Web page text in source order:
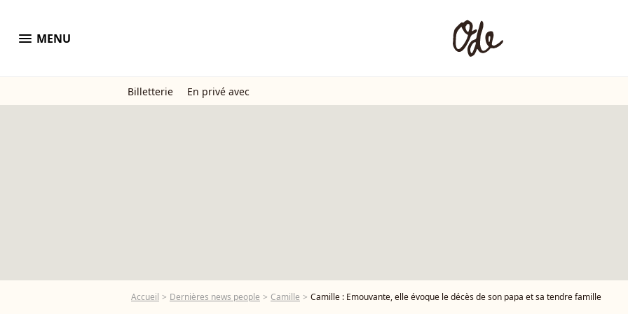
menu MENU
Billetterie En privé avec
Accueil Dernières news people Camille Camille : Emouvante, elle évoque le décès de son papa et sa tendre famille